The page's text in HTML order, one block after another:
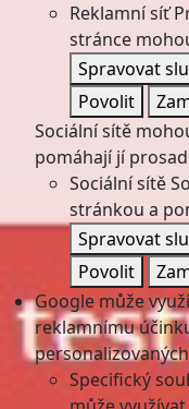
Reklamní síť
stránce
Spravovat
Povolit
Sociální sítě
pomáhají jí
Sociální sítě
stránkou a
Spravovat
Povolit
Google může
reklamnímu
Specifický